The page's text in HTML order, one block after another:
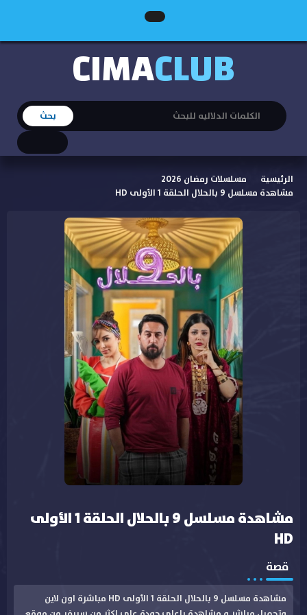
CIMACLUB
الرئيسية
مسلسلات رمضان 2026
مشاهدة مسلسل 9 بالحلال الحلقة 1 الأولى HD
مشاهدة مسلسل 9 بالحلال الحلقة 1 الأولى
HD
قصة
مشاهدة مسلسل 9 بالحلال الحلقة 1 الأولى HD مباشرة اون لاين